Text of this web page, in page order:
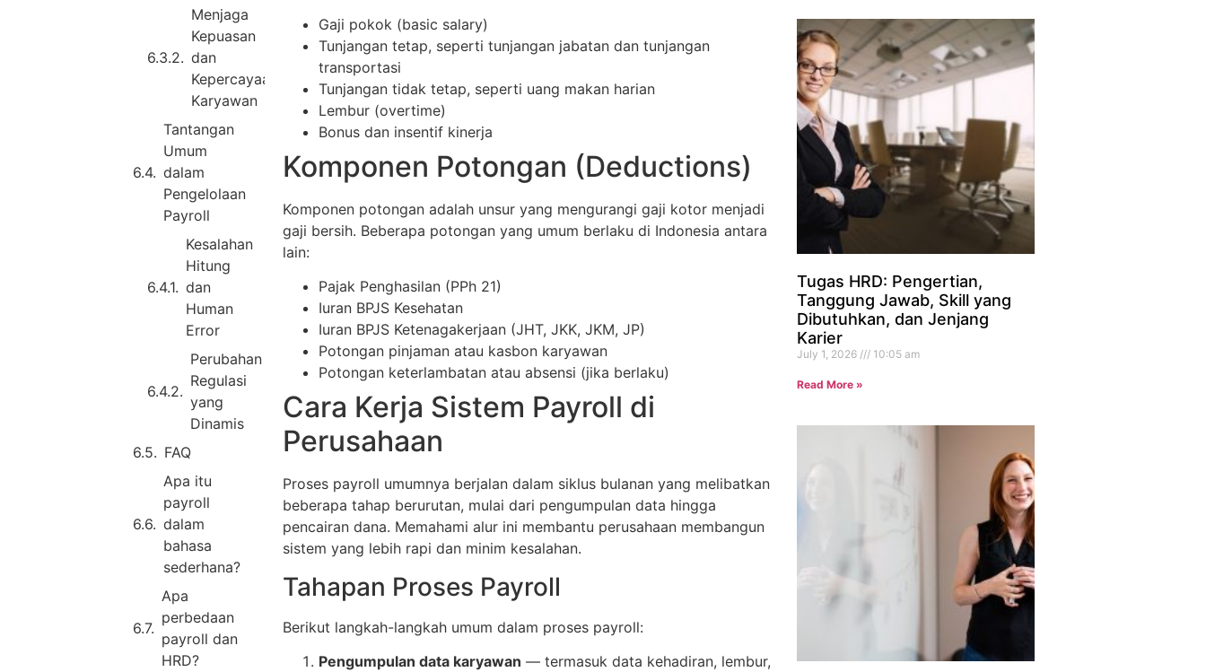
Menjaga
Kepuasan
dan
Kepercayaan
Karyawan
Tantangan
Umum
dalam
Pengelolaan
Payroll
Kesalahan
Hitung
dan
Human
Error
Perubahan
Regulasi
yang
Dinamis
FAQ
Apa itu
payroll
dalam
bahasa
sederhana?
Apa
perbedaan
payroll dan
HRD?
Gaji pokok (basic salary)
Tunjangan tetap, seperti tunjangan jabatan dan tunjangan
transportasi
Tunjangan tidak tetap, seperti uang makan harian
Lembur (overtime)
Bonus dan insentif kinerja
Komponen Potongan (Deductions)
Komponen potongan adalah unsur yang mengurangi gaji kotor menjadi
gaji bersih. Beberapa potongan yang umum berlaku di Indonesia antara
lain:
Pajak Penghasilan (PPh 21)
Iuran BPJS Kesehatan
Iuran BPJS Ketenagakerjaan (JHT, JKK, JKM, JP)
Potongan pinjaman atau kasbon karyawan
Potongan keterlambatan atau absensi (jika berlaku)
Cara Kerja Sistem Payroll di
Perusahaan
Proses payroll umumnya berjalan dalam siklus bulanan yang melibatkan
beberapa tahap berurutan, mulai dari pengumpulan data hingga
pencairan dana. Memahami alur ini membantu perusahaan membangun
sistem yang lebih rapi dan minim kesalahan.
Tahapan Proses Payroll
Berikut langkah-langkah umum dalam proses payroll:
Pengumpulan data karyawan — termasuk data kehadiran, lembur,
Tugas HRD: Pengertian,
Tanggung Jawab, Skill yang
Dibutuhkan, dan Jenjang
Karier
July 1, 2026 10:05 am
Read More »